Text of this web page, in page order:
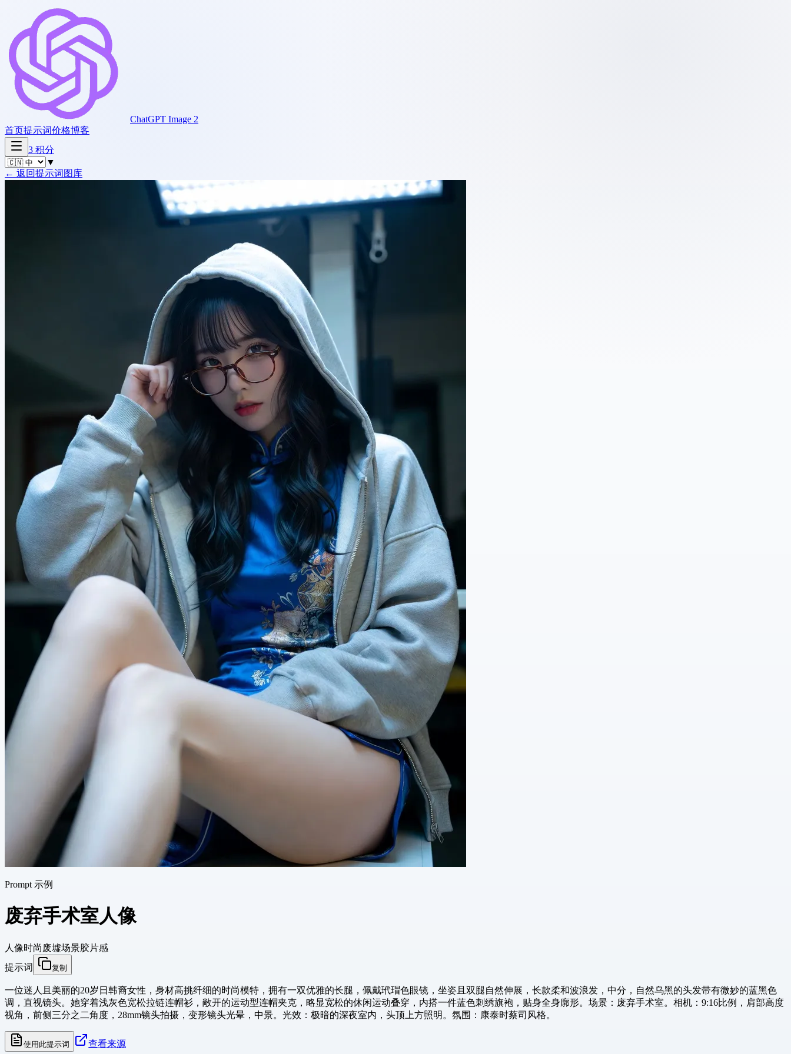
ChatGPT Image 2
首页提示词价格博客
3 积分
▼
← 返回提示词图库
Prompt 示例
废弃手术室人像
人像时尚 废墟场景胶片感
提示词
复制
一位迷人且美丽的20岁日韩裔女性，身材高挑纤细的时尚模特，拥有一双优雅的长腿，佩戴玳瑁色眼镜，坐姿且双腿自然伸展，长款柔和波浪发，中分，自然乌黑的头发带有微妙的蓝黑色
调，直视镜头。她穿着浅灰色宽松拉链连帽衫，敞开的运动型连帽夹克，略显宽松的休闲运动叠穿，内搭一件蓝色刺绣旗袍，贴身全身廓形。场景：废弃手术室。相机：9:16比例，肩部高度
视角，前侧三分之二角度，28mm镜头拍摄，变形镜头光晕，中景。光效：极暗的深夜室内，头顶上方照明。氛围：康泰时蔡司风格。
使用此提示词 查看来源